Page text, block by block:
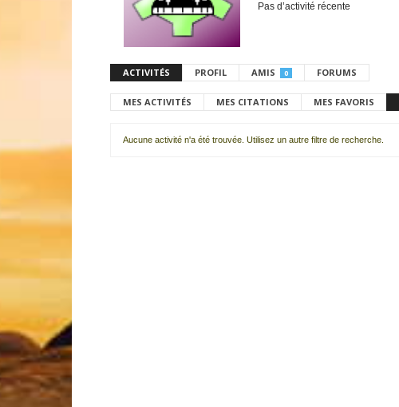
Pas d’activité récente
ACTIVITÉS PROFIL AMIS 0 FORUMS
MES ACTIVITÉS MES CITATIONS MES FAVORIS
Aucune activité n'a été trouvée. Utilisez un autre filtre de recherche.